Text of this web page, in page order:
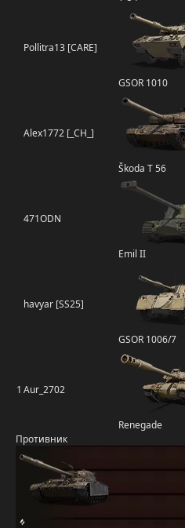
Pollitra13 [CARE]
GSOR 1010
Alex1772 [_CH_]
Škoda T 56
471ODN
Emil II
havyar [SS25]
GSOR 1006/7
1 Aur_2702
Renegade
Противник